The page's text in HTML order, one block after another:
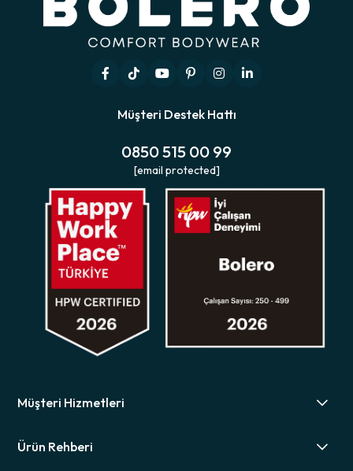
Müşteri Destek Hattı
0850 515 00 99
[email protected]
Müşteri Hizmetleri
Ürün Rehberi